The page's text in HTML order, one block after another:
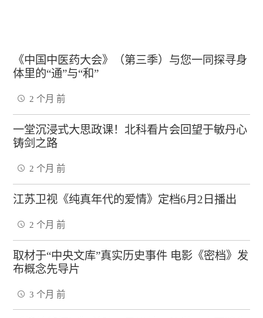
《中国中医药大会》（第三季）与您一同探寻身
体里的“通”与“和”
2 个月 前
一堂沉浸式大思政课！北科看片会回望于敏丹心
铸剑之路
2 个月 前
江苏卫视《纯真年代的爱情》定档6月2日播出
2 个月 前
取材于“中央文库”真实历史事件 电影《密档》发
布概念先导片
3 个月 前